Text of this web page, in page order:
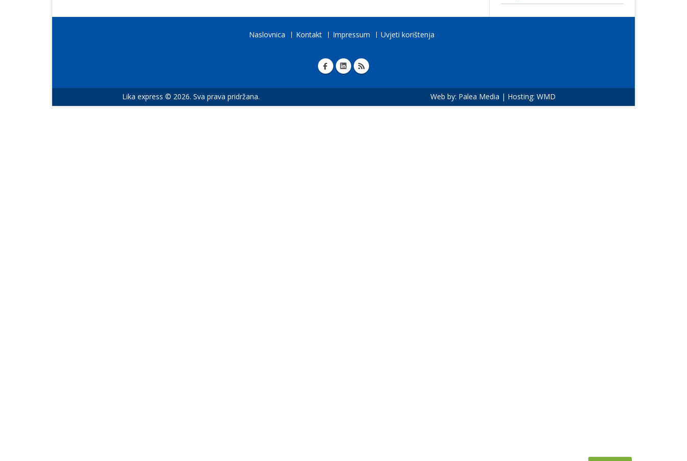
Naslovnica Kontakt Impressum Uvjeti korištenja
Lika express © 2026. Sva prava pridržana. Web by: Palea Media | Hosting: WMD